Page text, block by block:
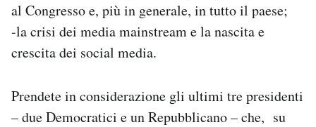
al Congresso e, più in generale, in tutto il paese;
-la crisi dei media mainstream e la nascita e
crescita dei social media.
Prendete in considerazione gli ultimi tre presidenti
– due Democratici e un Repubblicano – che, su